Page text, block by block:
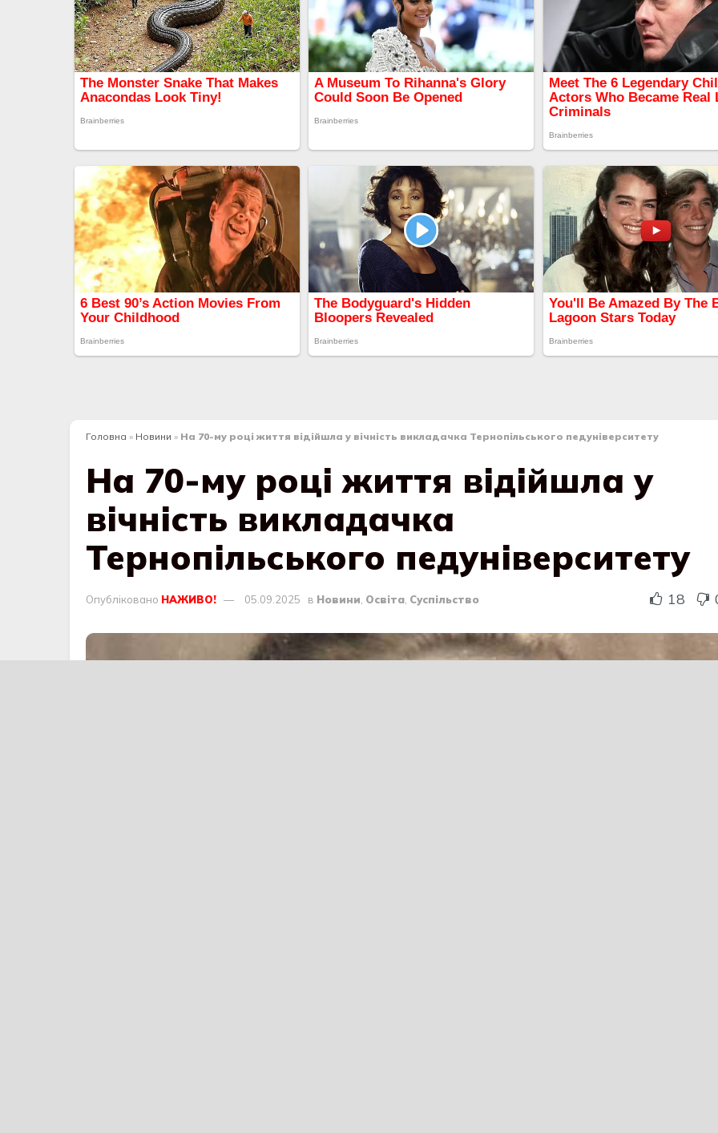
Головна » Новини » На 70-му році життя відійшла у вічність викладачка Тернопільського педуніверситету
На 70-му році життя відійшла у
вічність викладачка
Тернопільського педуніверситету
Опубліковано НАЖИВО! 05.09.2025 в Новини, Освіта, Суспільство 18